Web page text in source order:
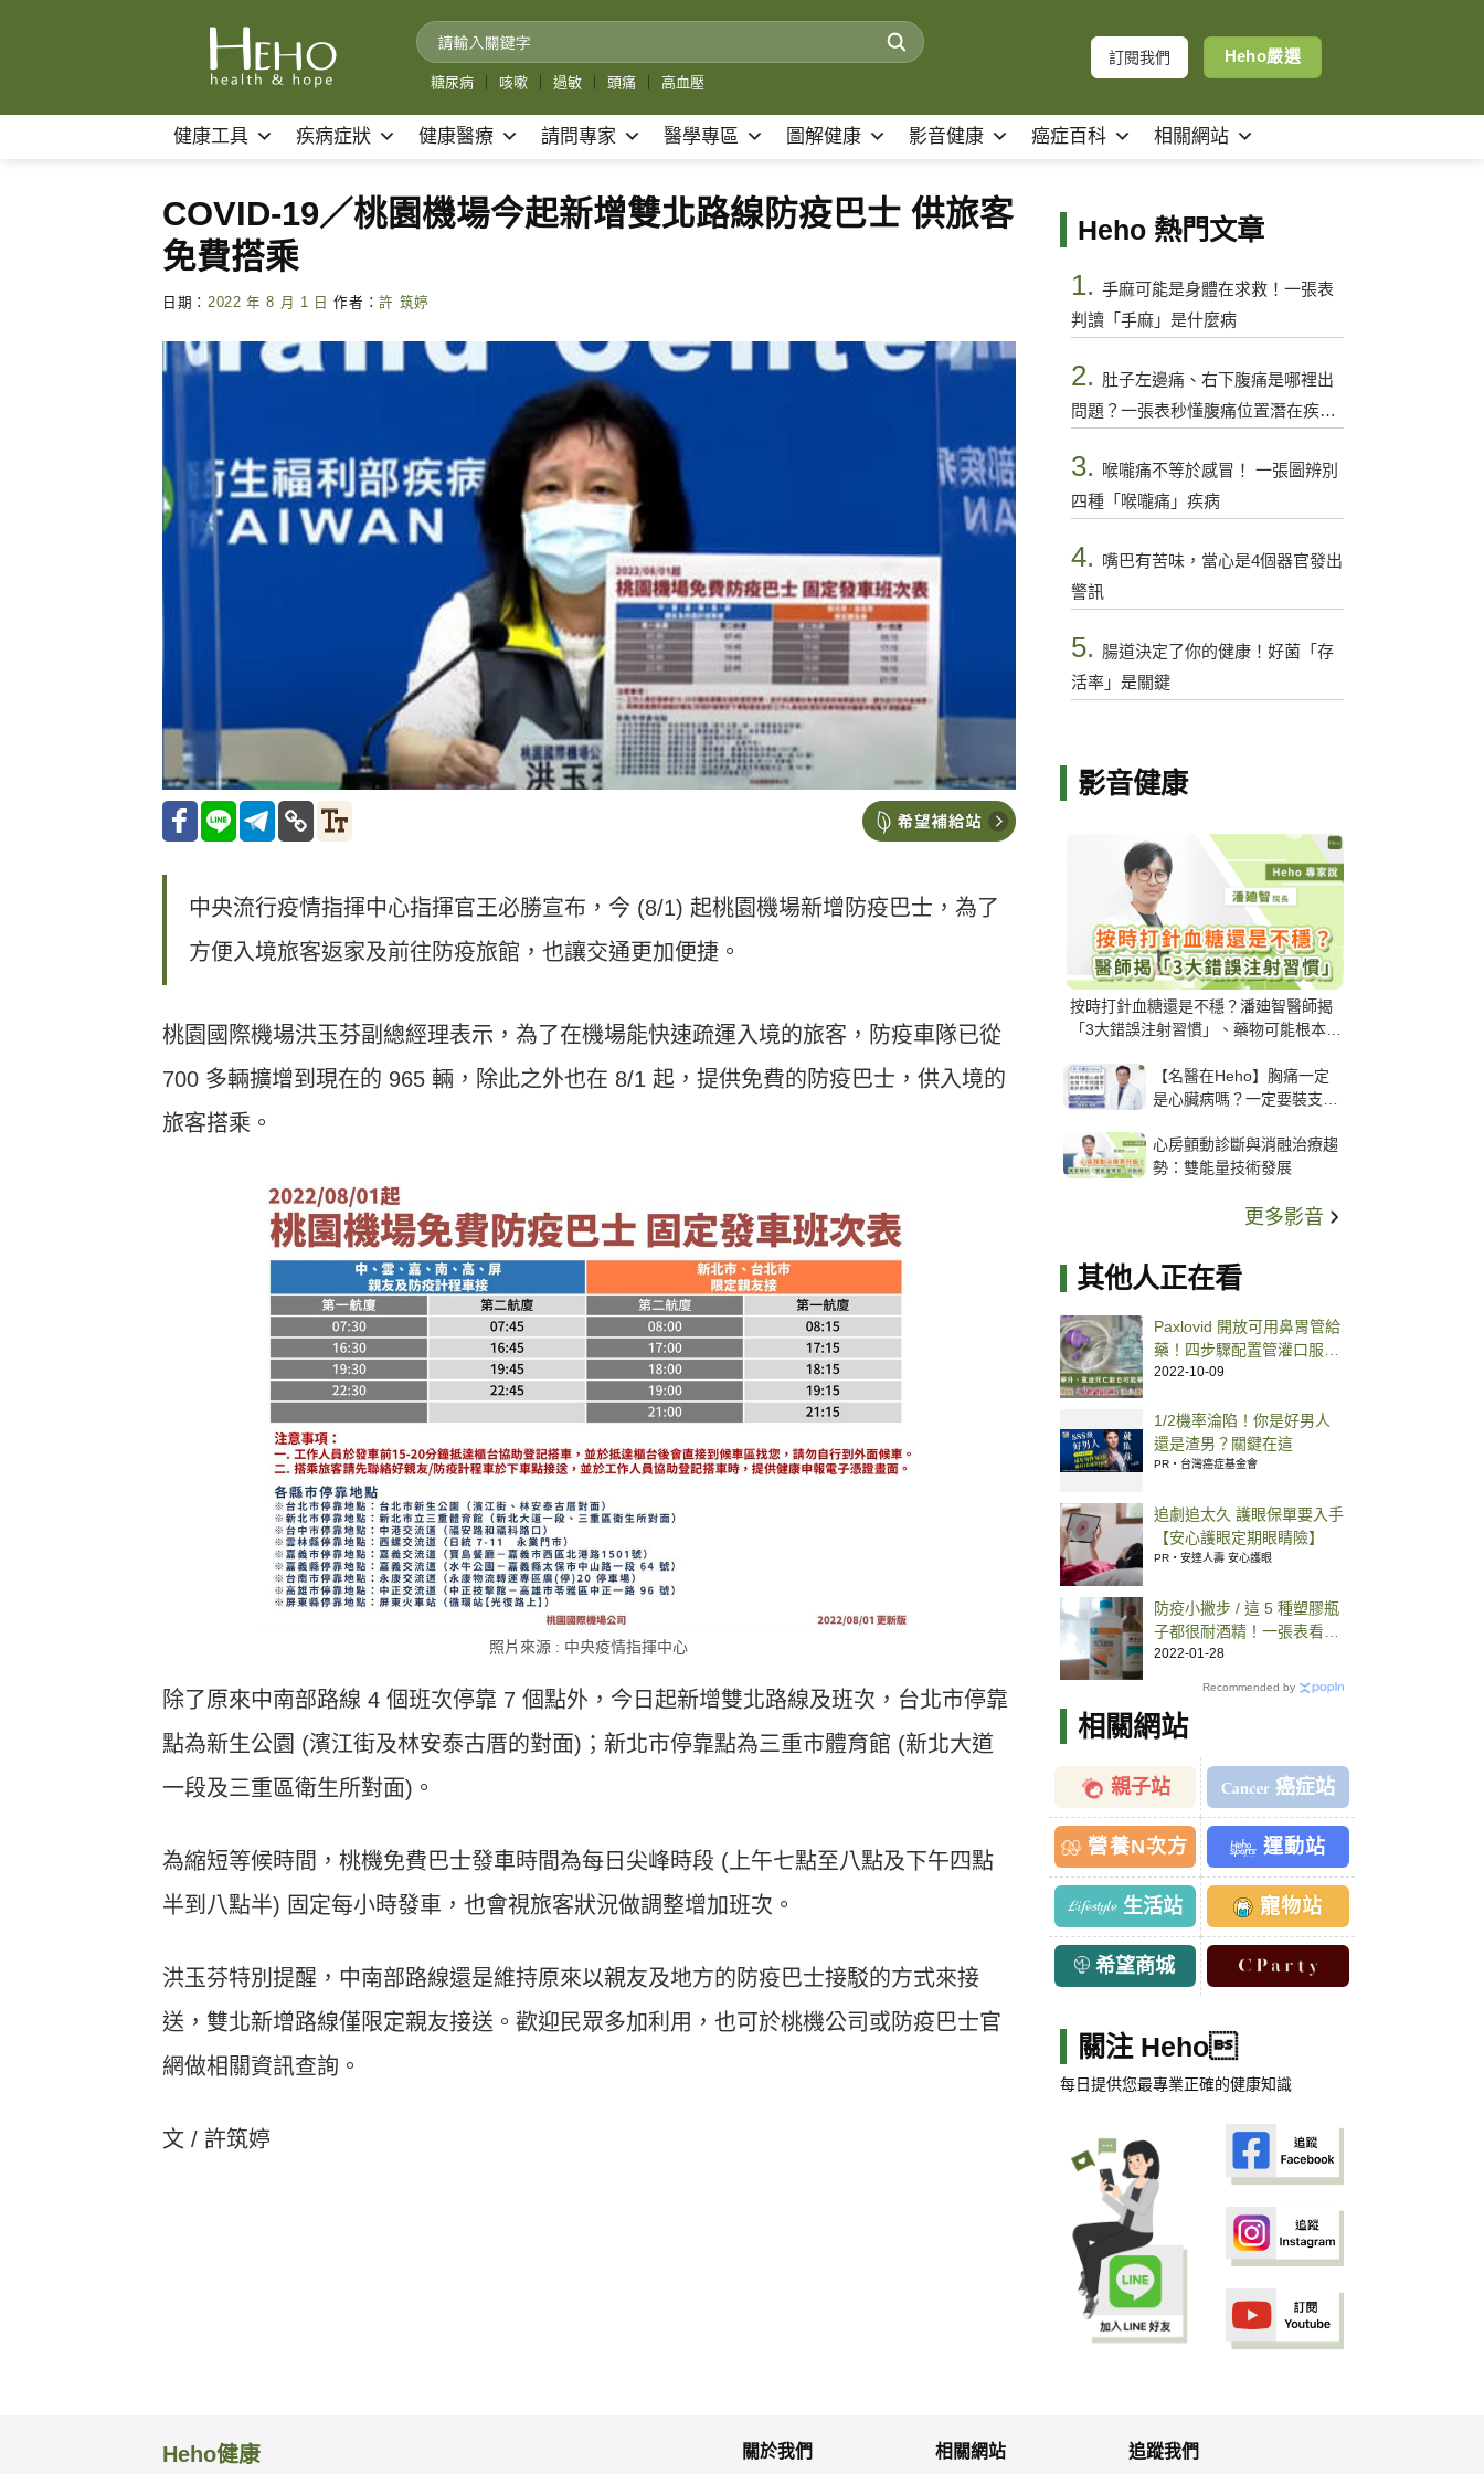
糖尿病 咳嗽 過敏 頭痛 高血壓
訂閱我們 Heho嚴選
健康工具 疾病症狀 健康醫療 請問專家 醫學專區 圖解健康 影音健康 癌症百科 相關網站
COVID-19／桃園機場今起新增雙北路線防疫巴士 供旅客
免費搭乘
日期： 2022 年 8 月 1 日 作者：許 筑婷
中央流行疫情指揮中心指揮官王必勝宣布，今 (8/1) 起桃園機場新增防疫巴士，為了
方便入境旅客返家及前往防疫旅館，也讓交通更加便捷。
桃園國際機場洪玉芬副總經理表示，為了在機場能快速疏運入境的旅客，防疫車隊已從
700 多輛擴增到現在的 965 輛，除此之外也在 8/1 起，提供免費的防疫巴士，供入境的
旅客搭乘。
照片來源 : 中央疫情指揮中心
除了原來中南部路線 4 個班次停靠 7 個點外，今日起新增雙北路線及班次，台北市停靠
點為新生公園 (濱江街及林安泰古厝的對面)；新北市停靠點為三重市體育館 (新北大道
一段及三重區衛生所對面)。
為縮短等候時間，桃機免費巴士發車時間為每日尖峰時段 (上午七點至八點及下午四點
半到八點半) 固定每小時發車，也會視旅客狀況做調整增加班次。
洪玉芬特別提醒，中南部路線還是維持原來以親友及地方的防疫巴士接駁的方式來接
送，雙北新增路線僅限定親友接送。歡迎民眾多加利用，也可於桃機公司或防疫巴士官
網做相關資訊查詢。
文 / 許筑婷
Heho 熱門文章
1. 手麻可能是身體在求救！一張表
判讀「手麻」是什麼病
2. 肚子左邊痛、右下腹痛是哪裡出
問題？一張表秒懂腹痛位置潛在疾病
3.
喉嚨痛不等於感冒！ 一張圖辨別
四種「喉嚨痛」疾病
4. 嘴巴有苦味，當心是4個器官發出
警訊
5. 腸道決定了你的健康！好菌「存
活率」是關鍵
影音健康
按時打針血糖還是不穩？潘廸智醫師揭
「3大錯誤注射習慣」、藥物可能根本沒
【名醫在Heho】胸痛一定
是心臟病嗎？一定要裝支
解析支架種類、風險與選擇
關鍵
心房顫動診斷與消融治療趨
勢：雙能量技術發展
更多影音
其他人正在看
Paxlovid 開放可用鼻胃管給
藥！四步驟配置管灌口服抗
病毒藥
2022-10-09
1/2機率淪陷！你是好男人
還是渣男？關鍵在這
PR・台灣癌症基金會
追劇追太久 護眼保單要入手
【安心護眼定期眼睛險】
PR・安達人壽 安心護眼
防疫小撇步 / 這 5 種塑膠瓶
子都很耐酒精！一張表看懂
酒精用哪種容器裝才正確
2022-01-28
Recommended by
相關網站
親子站 癌症站
營養N次方 運動站
生活站 寵物站
希望商城
關注 Heho
每日提供您最專業正確的健康知識
Heho健康 關於我們 相關網站 追蹤我們